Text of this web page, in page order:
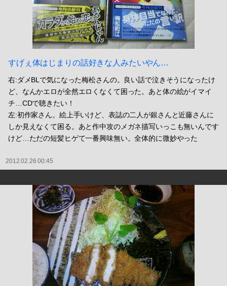
すげぇ体はじまりの話好きな人みたいやん…
右:ダメBLで気になった梅松さんの。良い話で泣きそうになったけ
ど、なんかエロが全然エロくなくて困った。あと体の絵がイマイ
チ…CDで聴きたい！
左:初作家さん。絵上手いけど、表誌の二人が銀さんと近藤さんに
しか見えなくて困る。あと作中攻のメガネ描写いっこも無いんです
けど…ただの短髪ヒゲて一番興味無い。全体的に微妙やった
2012.02.26 00:45